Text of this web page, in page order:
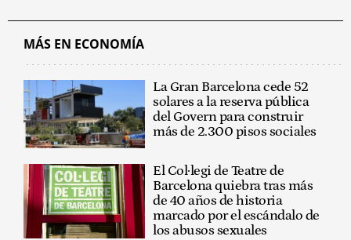
MÁS EN ECONOMÍA
La Gran Barcelona cede 52
solares a la reserva pública
del Govern para construir
más de 2.300 pisos sociales
El Col·legi de Teatre de
Barcelona quiebra tras más
de 40 años de historia
marcado por el escándalo de
los abusos sexuales